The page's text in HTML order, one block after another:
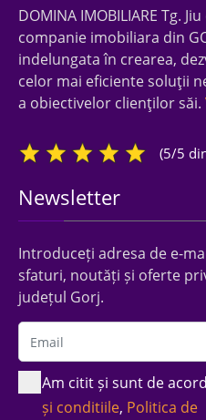
DOMINA IMOBILIARE Tg.
companie imobiliara din
indelungata în crearea,
celor mai eficiente soluţii
a obiectivelor clienţilor săi.
(5/5
Newsletter
Introduceți adresa de e-
sfaturi, noutăți și oferte
județul Gorj.
Am citit și sunt de
și conditiile, Politica de